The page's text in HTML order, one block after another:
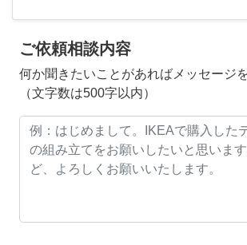
ご依頼相談内容
何か聞きたいことがあればメッセージ
（文字数は500字以内）